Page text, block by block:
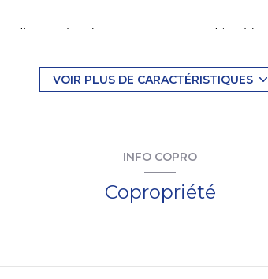
radiateur (gaz) 1 parking(s)
1 niveau(x)
balcon
VOIR PLUS DE CARACTÉRISTIQUES
INFO COPRO
Copropriété